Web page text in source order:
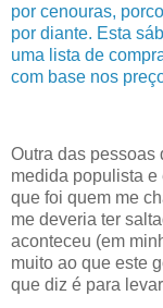
por cenouras,
por diante. Esta
uma lista de
com base nos
Outra das pessoas
medida populista e
que foi quem me
me deveria ter
aconteceu (em
muito ao que este
que diz é para